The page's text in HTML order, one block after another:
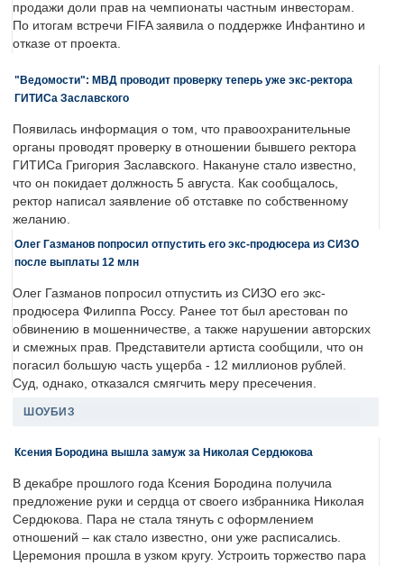
продажи доли прав на чемпионаты частным инвесторам.
По итогам встречи FIFA заявила о поддержке Инфантино и
отказе от проекта.
"Ведомости": МВД проводит проверку теперь уже экс-ректора
ГИТИСа Заславского
Появилась информация о том, что правоохранительные
органы проводят проверку в отношении бывшего ректора
ГИТИСа Григория Заславского. Накануне стало известно,
что он покидает должность 5 августа. Как сообщалось,
ректор написал заявление об отставке по собственному
желанию.
Олег Газманов попросил отпустить его экс-продюсера из СИЗО
после выплаты 12 млн
Олег Газманов попросил отпустить из СИЗО его экс-
продюсера Филиппа Россу. Ранее тот был арестован по
обвинению в мошенничестве, а также нарушении авторских
и смежных прав. Представители артиста сообщили, что он
погасил большую часть ущерба - 12 миллионов рублей.
Суд, однако, отказался смягчить меру пресечения.
ШОУБИЗ
Ксения Бородина вышла замуж за Николая Сердюкова
В декабре прошлого года Ксения Бородина получила
предложение руки и сердца от своего избранника Николая
Сердюкова. Пара не стала тянуть с оформлением
отношений – как стало известно, они уже расписались.
Церемония прошла в узком кругу. Устроить торжество пара